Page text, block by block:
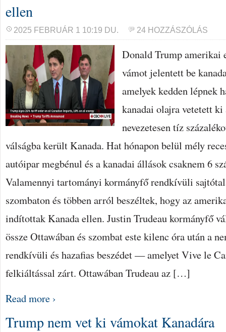
ellen
2025 FEBRUÁR 1 10:19 DU. 24 HOZZÁSZÓLÁS
Donald Trump amerikai
vámot jelentett be
amelyek kedden lépnek
kanadai olajra vetetett ki
nevezetesen tíz
válságba került Kanada. Hat hónapon belül mély
autóipar megbénul és a kanadai állások csaknem 6
Valamennyi tartományi kormányfő rendkívüli
szombaton és többen arról beszéltek, hogy az
indítottak Kanada ellen. Justin Trudeau kormányfő
össze Ottawában és szombat este kilenc óra után a
rendkívüli és hazafias beszédet — amelyet Vive le
felkiáltással zárt. Ottawában Trudeau az […]
Read more ›
Trump nem vet ki vámokat Kanadára